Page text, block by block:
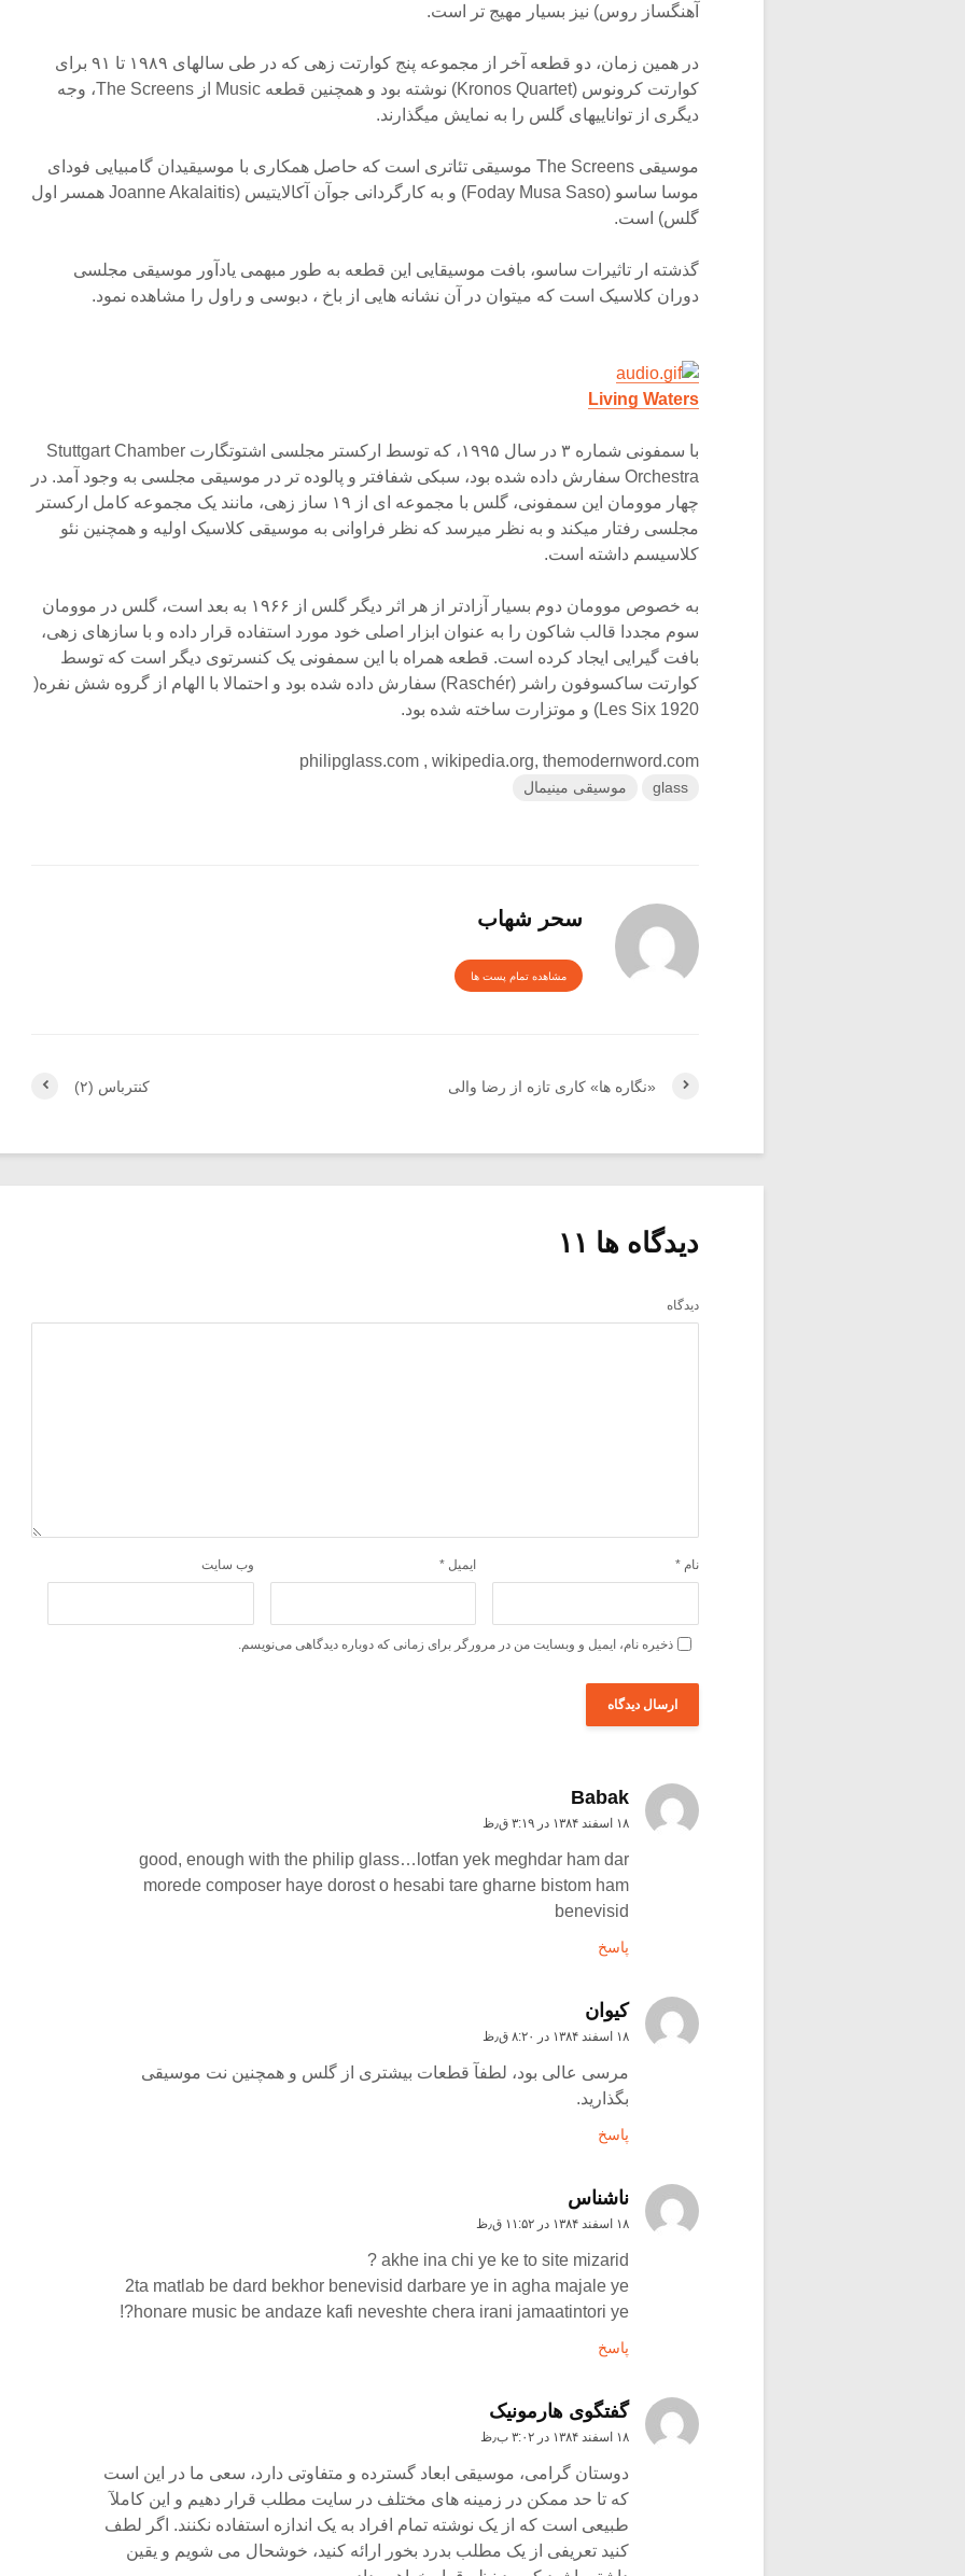
آهنگساز روس) نیز بسیار مهیج تر است.
در همین زمان، دو قطعه آخر از مجموعه پنج کوارتت زهی که در طی سالهای ۱۹۸۹ تا ۹۱ برای
کوارتت کرونوس (Kronos Quartet) نوشته بود و همچنین قطعه Music از The Screens، وجه
دیگری از تواناییهای گلس را به نمایش میگذارند.
موسیقی The Screens موسیقی تئاتری است که حاصل همکاری با موسیقیدان گامبیایی فودای
موسا ساسو (Foday Musa Saso) و به کارگردانی جوآن آکالایتیس (Joanne Akalaitis همسر اول
گلس) است.
گذشته ار تاثیرات ساسو، بافت موسیقایی این قطعه به طور مبهمی یادآور موسیقی مجلسی
دوران کلاسیک است که میتوان در آن نشانه هایی از باخ ، دبوسی و راول را مشاهده نمود.
Living Waters
با سمفونی شماره ۳ در سال ۱۹۹۵، که توسط ارکستر مجلسی اشتوتگارت Stuttgart Chamber
Orchestra سفارش داده شده بود، سبکی شفافتر و پالوده تر در موسیقی مجلسی به وجود آمد. در
چهار موومان این سمفونی، گلس با مجموعه ای از ۱۹ ساز زهی، مانند یک مجموعه کامل ارکستر
مجلسی رفتار میکند و به نظر میرسد که نظر فراوانی به موسیقی کلاسیک اولیه و همچنین نئو
کلاسیسم داشته است.
به خصوص موومان دوم بسیار آزادتر از هر اثر دیگر گلس از ۱۹۶۶ به بعد است، گلس در موومان
سوم مجددا قالب شاکون را به عنوان ابزار اصلی خود مورد استفاده قرار داده و با سازهای زهی،
بافت گیرایی ایجاد کرده است. قطعه همراه با این سمفونی یک کنسرتوی دیگر است که توسط
کوارتت ساکسوفون راشر (Raschér) سفارش داده شده بود و احتمالا با الهام از گروه شش نفره(
Les Six 1920) و موتزارت ساخته شده بود.
philipglass.com , wikipedia.org, themodernword.com
glass موسیقی مینیمال
سحر شهاب
مشاهده تمام پست ها
کنترباس (۲) «نگاره ها» کاری تازه از رضا والی
دیدگاه ها ۱۱
دیدگاه
نام * ایمیل * وب‌ سایت
ذخیره نام، ایمیل و وبسایت من در مرورگر برای زمانی که دوباره دیدگاهی می‌نویسم.
Babak
۱۸ اسفند ۱۳۸۴ در ۳:۱۹ ق٫ظ
good, enough with the philip glass…lotfan yek meghdar ham dar
morede composer haye dorost o hesabi tare gharne bistom ham
benevisid
پاسخ
کیوان
۱۸ اسفند ۱۳۸۴ در ۸:۲۰ ق٫ظ
مرسی عالی بود، لطفآ قطعات بیشتری از گلس و همچنین نت موسیقی
بگذارید.
پاسخ
ناشناس
۱۸ اسفند ۱۳۸۴ در ۱۱:۵۲ ق٫ظ
akhe ina chi ye ke to site mizarid ?
2ta matlab be dard bekhor benevisid darbare ye in agha majale ye
honare music be andaze kafi neveshte chera irani jamaatintori ye?!
پاسخ
گفتگوی هارمونیک
۱۸ اسفند ۱۳۸۴ در ۳:۰۲ ب٫ظ
دوستان گرامی، موسیقی ابعاد گسترده و متفاوتی دارد، سعی ما در این است
که تا حد ممکن در زمینه های مختلف در سایت مطلب قرار دهیم و این کاملآ
طبیعی است که از یک نوشته تمام افراد به یک اندازه استفاده نکنند. اگر لطف
کنید تعریفی از یک مطلب بدرد بخور ارائه کنید، خوشحال می شویم و یقین